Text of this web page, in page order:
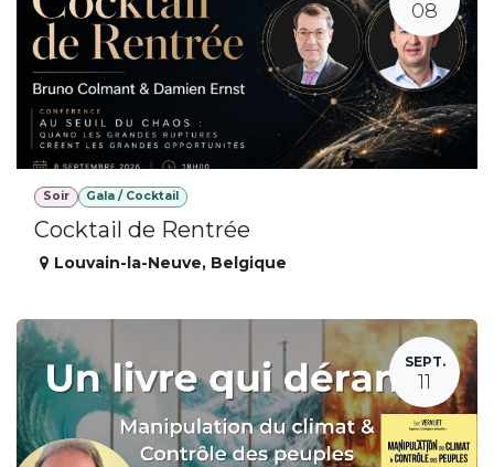
08
Soir Gala / Cocktail
Cocktail de Rentrée
Louvain-la-Neuve, Belgique
SEPT.
11